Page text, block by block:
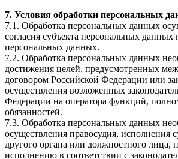
7. Условия обработки персональных
7.1. Обработка персональных данных
согласия субъекта персональных данных
персональных данных.
7.2. Обработка персональных данных
достижения целей, предусмотренных
договором Российской Федерации или
осуществления возложенных
Федерации на оператора функций,
обязанностей.
7.3. Обработка персональных данных
осуществления правосудия, исполнения
другого органа или должностного лица,
исполнению в соответствии с